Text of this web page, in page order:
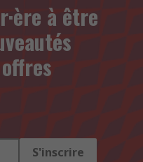
à être
S'inscrire